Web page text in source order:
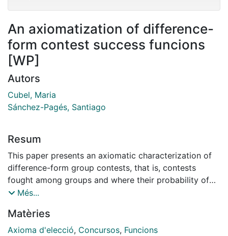
An axiomatization of difference-
form contest success funcions
[WP]
Autors
Cubel, Maria
Sánchez-Pagés, Santiago
Resum
This paper presents an axiomatic characterization of
difference-form group contests, that is, contests
fought among groups and where their probability of
victory depends on the difference of their effective
Absolute Consistency, stating that the difference in
winning probabilities between two contenders in the
Més...
Matèries
Axioma d'elecció, Concursos, Funcions